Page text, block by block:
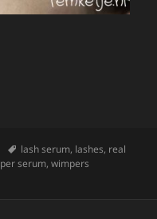
Lashes With Realash!
Tags
lash serum, lashes, real
serum,wimpers